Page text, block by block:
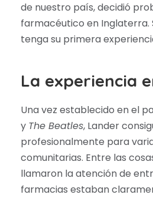
de nuestro país, decidió
farmacéutico en Inglaterra.
tenga su primera
La experiencia
Una vez establecido en el
y The Beatles, Lander
profesionalmente para
comunitarias. Entre las
llamaron la atención de
farmacias estaban